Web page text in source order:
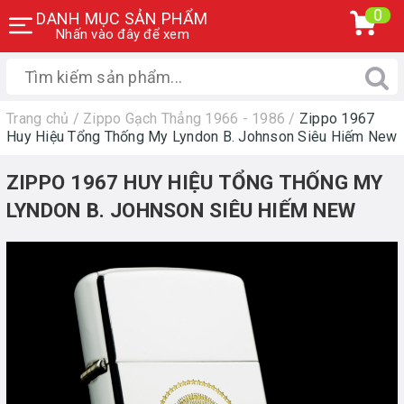
DANH MỤC SẢN PHẨM
Nhấn vào đây để xem
0
Trang chủ / Zippo Gạch Thẳng 1966 - 1986 / Zippo 1967
Huy Hiệu Tổng Thống My Lyndon B. Johnson Siêu Hiếm New
ZIPPO 1967 HUY HIỆU TỔNG THỐNG MY
LYNDON B. JOHNSON SIÊU HIẾM NEW